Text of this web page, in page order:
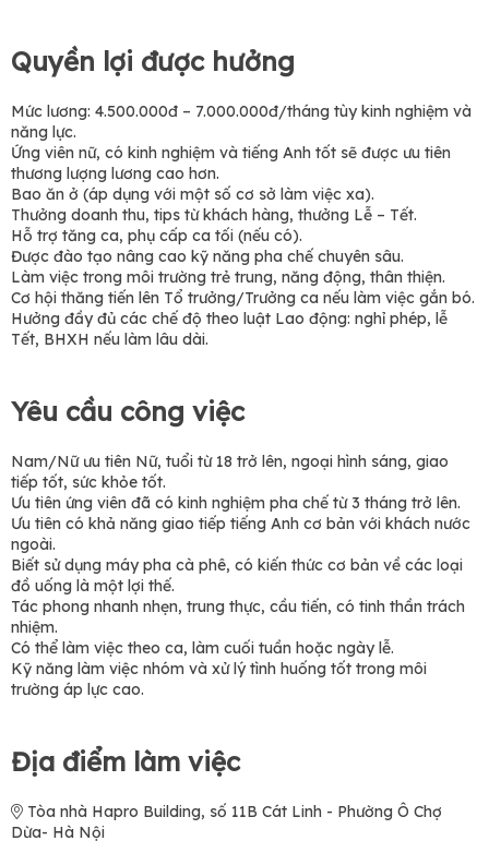
Quyền lợi được hưởng
Mức lương: 4.500.000đ – 7.000.000đ/tháng tùy kinh nghiệm và
năng lực.
Ứng viên nữ, có kinh nghiệm và tiếng Anh tốt sẽ được ưu tiên
thương lượng lương cao hơn.
Bao ăn ở (áp dụng với một số cơ sở làm việc xa).
Thưởng doanh thu, tips từ khách hàng, thưởng Lễ – Tết.
Hỗ trợ tăng ca, phụ cấp ca tối (nếu có).
Được đào tạo nâng cao kỹ năng pha chế chuyên sâu.
Làm việc trong môi trường trẻ trung, năng động, thân thiện.
Cơ hội thăng tiến lên Tổ trưởng/Trưởng ca nếu làm việc gắn bó.
Hưởng đầy đủ các chế độ theo luật Lao động: nghỉ phép, lễ
Tết, BHXH nếu làm lâu dài.
Yêu cầu công việc
Nam/Nữ ưu tiên Nữ, tuổi từ 18 trở lên, ngoại hình sáng, giao
tiếp tốt, sức khỏe tốt.
Ưu tiên ứng viên đã có kinh nghiệm pha chế từ 3 tháng trở lên.
Ưu tiên có khả năng giao tiếp tiếng Anh cơ bản với khách nước
ngoài.
Biết sử dụng máy pha cà phê, có kiến thức cơ bản về các loại
đồ uống là một lợi thế.
Tác phong nhanh nhẹn, trung thực, cầu tiến, có tinh thần trách
nhiệm.
Có thể làm việc theo ca, làm cuối tuần hoặc ngày lễ.
Kỹ năng làm việc nhóm và xử lý tình huống tốt trong môi
trường áp lực cao.
Địa điểm làm việc
Tòa nhà Hapro Building, số 11B Cát Linh - Phường Ô Chợ
Dừa- Hà Nội